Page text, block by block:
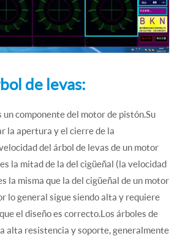
de levas:
un componente del motor de pistón.Su
la apertura y el cierre de la
del árbol de levas de un motor
la mitad de la del cigüeñal (la velocidad
la misma que la del cigüeñal de un motor
lo general sigue siendo alta y requiere
el diseño es correcto.Los árboles de
alta resistencia y soporte, generalmente